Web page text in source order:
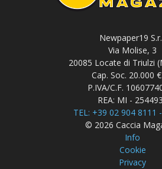
Newpaper19
Via Molise, 3
20085 Locate di Triulzi
Cap. Soc. 20.000
P.IVA/C.F.
REA: MI -
TEL: +39 02 904 8111
© 2026 Caccia
Info
Cookie
Privacy